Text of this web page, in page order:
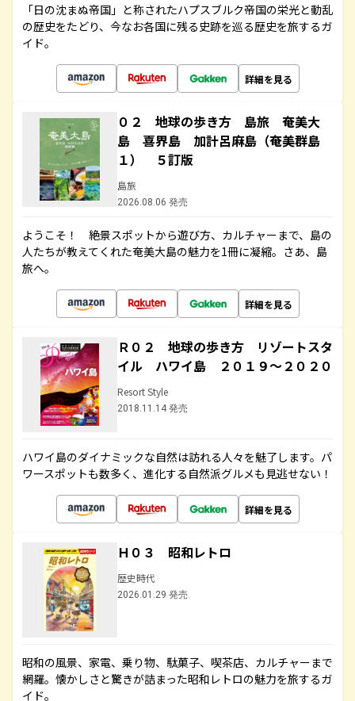
「日の沈まぬ帝国」と称されたハプスブルク帝国の栄光と動乱
の歴史をたどり、今なお各国に残る史跡を巡る歴史を旅するガ
イド。
詳細を見る
０２ 地球の歩き方 島旅 奄美大
島 喜界島 加計呂麻島（奄美群島
１） ５訂版
島旅
2026.08.06 発売
ようこそ！ 絶景スポットから遊び方、カルチャーまで、島の
人たちが教えてくれた奄美大島の魅力を1冊に凝縮。さあ、島
旅へ。
詳細を見る
Ｒ０２ 地球の歩き方 リゾートスタ
イル ハワイ島 ２０１９～２０２０
Resort Style
2018.11.14 発売
ハワイ島のダイナミックな自然は訪れる人々を魅了します。パ
ワースポットも数多く、進化する自然派グルメも見逃せない！
詳細を見る
Ｈ０３ 昭和レトロ
歴史時代
2026.01.29 発売
昭和の風景、家電、乗り物、駄菓子、喫茶店、カルチャーまで
網羅。懐かしさと驚きが詰まった昭和レトロの魅力を旅するガ
イド。